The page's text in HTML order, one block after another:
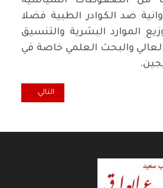
ضد الكوادر الطبية فضلا
الموارد البشرية والتنسيق
والبحث العلمي خاصة في
.
والمماطلة لا تنتهي المقال التالي:
التالي